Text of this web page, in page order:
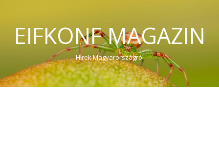
EIFKONF MAGAZIN
Hírek Magyarországról